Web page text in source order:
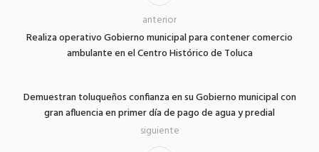
Realiza operativo Gobierno municipal para contener comercio
ambulante en el Centro Histórico de Toluca
anterior
Demuestran toluqueños confianza en su Gobierno municipal con
gran afluencia en primer día de pago de agua y predial
siguiente